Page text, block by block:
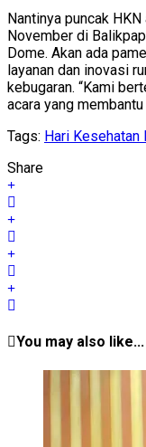
Nantinya puncak
November di
Dome. Akan ada
layanan dan inovasi
kebugaran. “Kami
acara yang
Tags: Hari Kesehatan
Share
You may also like...